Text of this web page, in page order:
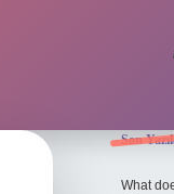
Son
What